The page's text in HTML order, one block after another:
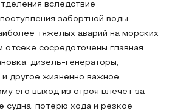
вследствие
забортной воды
тяжелых аварий на морских
отсеке сосредоточены главная
дизель-генераторы,
другое жизненно важное
его выход из строя влечет за
судна, потерю хода и резкое